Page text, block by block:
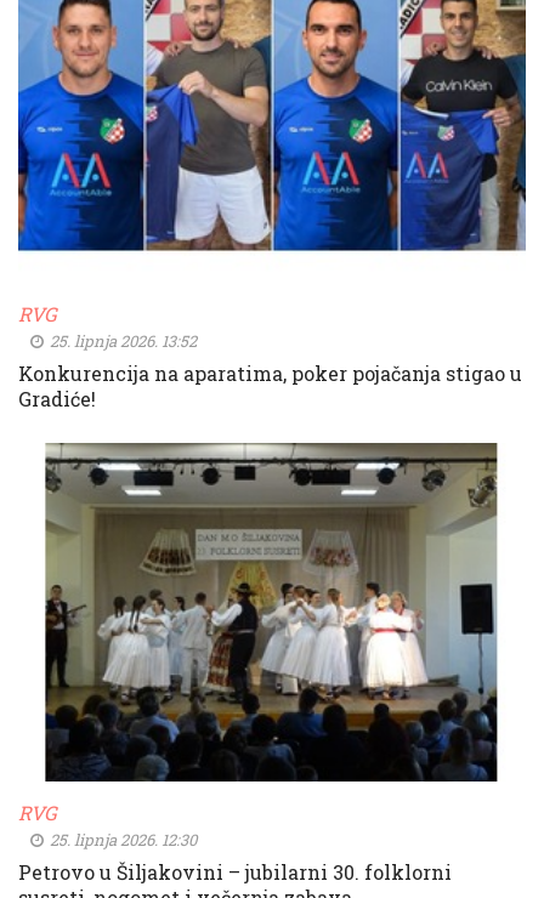
RVG
25. lipnja 2026. 13:52
Konkurencija na aparatima, poker pojačanja stigao u
Gradiće!
RVG
25. lipnja 2026. 12:30
Petrovo u Šiljakovini – jubilarni 30. folklorni